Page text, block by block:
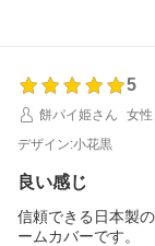
商品が贈られた方
5
餅パイ姫さん
女性
デザイン:小花黒
良い感じ
信頼できる日本製
ームカバーです。